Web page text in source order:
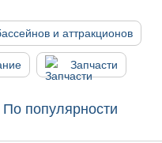
и аттракционов
Запчасти
По популярности